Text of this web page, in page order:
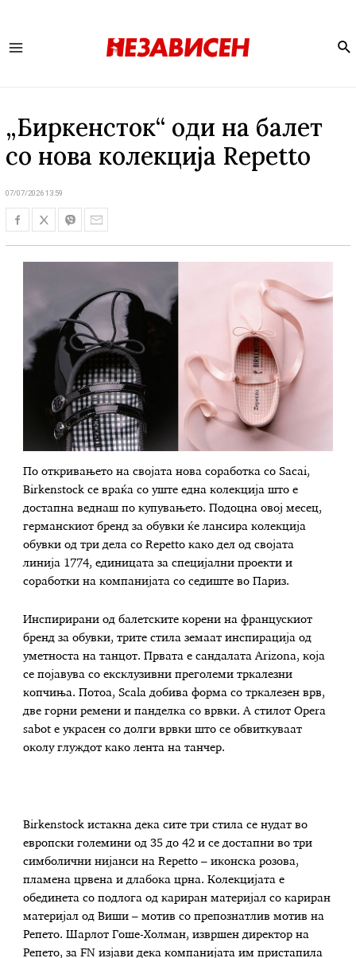
„Биркенсток“ оди на балет
со нова колекција Repetto
07/07/2026 13:59
По откривањето на својата нова соработка со Sacai,
Birkenstock се враќа со уште една колекција што е
достапна веднаш по купувањето. Подоцна овој месец,
германскиот бренд за обувки ќе лансира колекција
обувки од три дела со Repetto како дел од својата
линија 1774, единицата за специјални проекти и
соработки на компанијата со седиште во Париз.
Инспирирани од балетските корени на францускиот
бренд за обувки, трите стила земаат инспирација од
уметноста на танцот. Првата е сандалата Arizona, која
се појавува со ексклузивни преголеми тркалезни
копчиња. Потоа, Scala добива форма со тркалезен врв,
две горни ремени и панделка со врвки. А стилот Opera
sabot е украсен со долги врвки што се обвиткуваат
околу глуждот како лента на танчер.
Birkenstock истакна дека сите три стила се нудат во
европски големини од 35 до 42 и се достапни во три
симболични нијанси на Repetto – иконска розова,
пламена црвена и длабока црна. Колекцијата е
обединета со подлога од кариран материјал со кариран
материјал од Виши – мотив со препознатлив мотив на
Репето. Шарлот Гоше-Холман, извршен директор на
Репето, за FN изјави дека компанијата им пристапила